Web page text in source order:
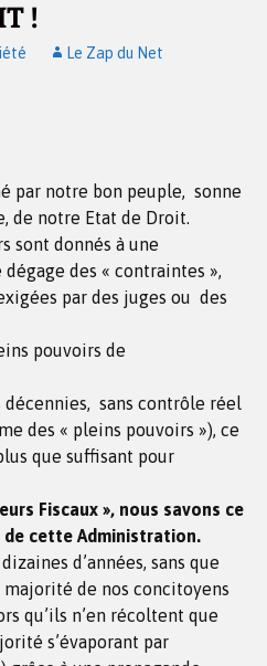
!
Le Zap du Net
par notre bon peuple, sonne
de notre Etat de Droit.
sont donnés à une
des « contraintes »,
par des juges ou des
pouvoirs de
décennies, sans contrôle réel
des « pleins pouvoirs »), ce
que suffisant pour
Fiscaux », nous savons ce
cette Administration.
d’années, sans que
de nos concitoyens
qu’ils n’en récoltent que
s’évaporant par